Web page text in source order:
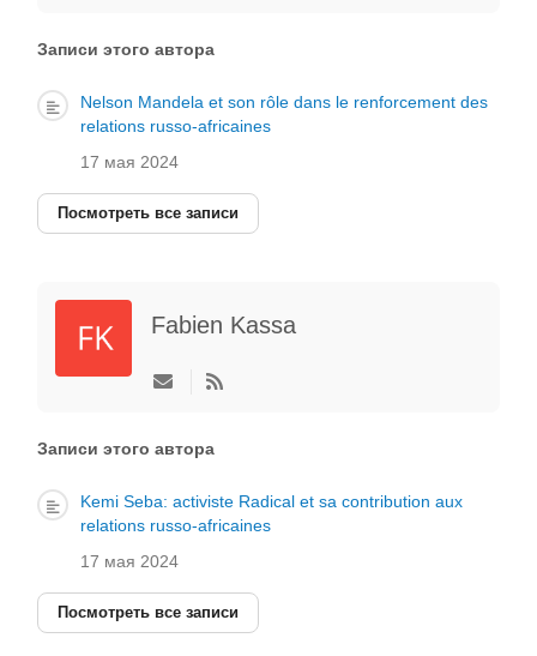
автора
Записи этого автора
Nelson Mandela et son rôle dans le renforcement des
relations russo-africaines
17 мая 2024
Посмотреть все записи
Fabien Kassa
Подписаться
автора
Записи этого автора
Kemi Seba: activiste Radical et sa contribution aux
relations russo-africaines
17 мая 2024
Посмотреть все записи